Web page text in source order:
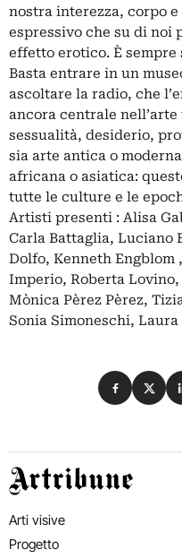
nostra interezza, corpo
espressivo che su di noi
effetto erotico. È sempre
Basta entrare in un
ascoltare la radio, che
ancora centrale
sessualità, desiderio,
sia arte antica o
africana o asiatica:
tutte le culture e le
Artisti presenti : Alisa
Carla Battaglia, Luciano
Dolfo, Kenneth Engblom
Imperio, Roberta
Mònica Pèrez Pèrez,
Sonia Simoneschi, Laura
Condividi
Artribune
Arti visive
Progetto